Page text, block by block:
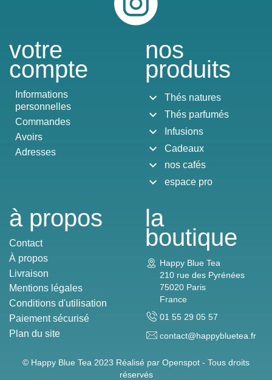
votre
compte
Informations
personnelles
Commandes
Avoirs
Adresses
nos
produits
Thés natures
expand_more
Thés parfumés
expand_more
Infusions
expand_more
Cadeaux
expand_more
nos cafés
expand_more
espace pro
expand_more
à propos
Contact
À propos
Livraison
Mentions légales
Conditions d'utilisation
Paiement sécurisé
Plan du site
la
boutique
Happy Blue Tea
210 rue des Pyrénées
75020 Paris
France
01 55 29 05 57
contact@happybluetea.fr
© Happy Blue Tea 2023 Réalisé par Openspot - Tous droits
réservés